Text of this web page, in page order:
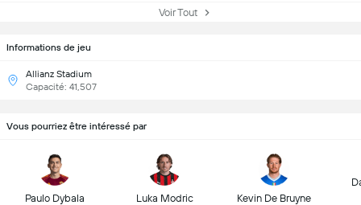
Informations de jeu
Allianz Stadium
Capacité: 41,507
Voir Tout
Vous pourriez être intéressé par
Paulo Dybala Luka Modric Kevin De Bruyne